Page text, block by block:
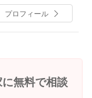
プロフィール
無料で相談